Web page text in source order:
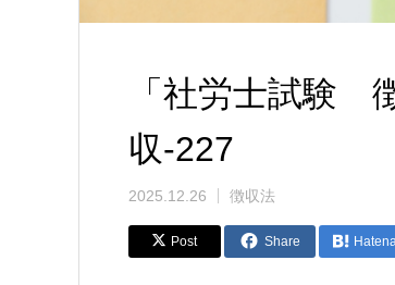
「社労士試験
収-227
2025.12.26 徴収法
Post Share